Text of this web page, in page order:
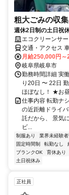
粗大ごみの収
週休2日制の土日祝
エコクリーンサ
交通・アクセス
月給250,000円～
岐阜県岐阜市
勤務時間詳細 実
り20日 〜 22日
ほぼなし！ ★お
仕事内容 転勤ナ
の近距離ドライ
託だから、 景気
ビ...
制服あり 業界未経験者
固定時間制
転勤なし
ブランクOK
育休あり
土日祝休み
正社員